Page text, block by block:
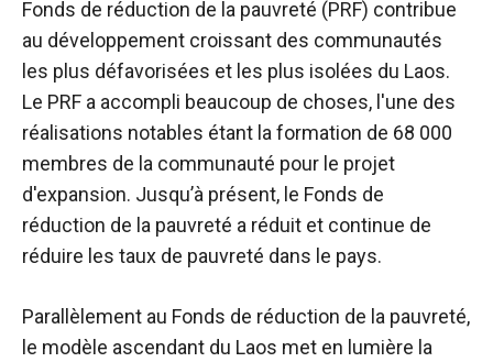
Fonds de réduction de la pauvreté (PRF) contribue
au développement croissant des communautés
les plus défavorisées et les plus isolées du Laos.
Le PRF a accompli beaucoup de choses, l'une des
réalisations notables étant la formation de 68 000
membres de la communauté pour le projet
d'expansion. Jusqu’à présent, le Fonds de
réduction de la pauvreté a réduit et continue de
réduire les taux de pauvreté dans le pays.
Parallèlement au Fonds de réduction de la pauvreté,
le modèle ascendant du Laos met en lumière la